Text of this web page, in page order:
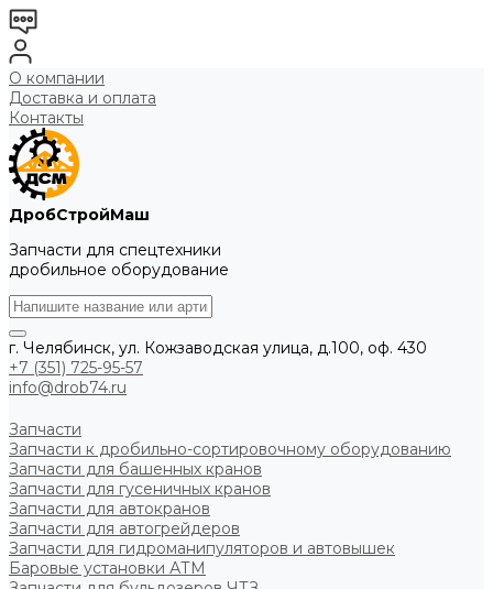
О компании
Доставка и оплата
Контакты
ДробСтройМаш
Запчасти для спецтехники
дробильное оборудование
г. Челябинск, ул. Кожзаводская улица, д.100, оф. 430
+7 (351) 725-95-57
info@drob74.ru
Запчасти
Запчасти к дробильно-сортировочному оборудованию
Запчасти для башенных кранов
Запчасти для гусеничных кранов
Запчасти для автокранов
Запчасти для автогрейдеров
Запчасти для гидроманипуляторов и автовышек
Баровые установки АТМ